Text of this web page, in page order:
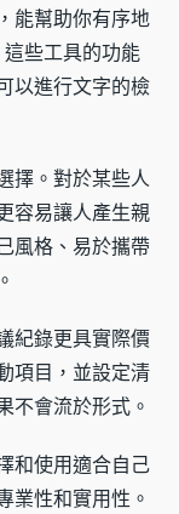
能幫助你有序地
些工具的功能
以進行文字的檢
擇。對於某些人
容易讓人產生親
風格、易於攜帶
紀錄更具實際價
項目，並設定清
不會流於形式。
和使用適合自己
業性和實用性。